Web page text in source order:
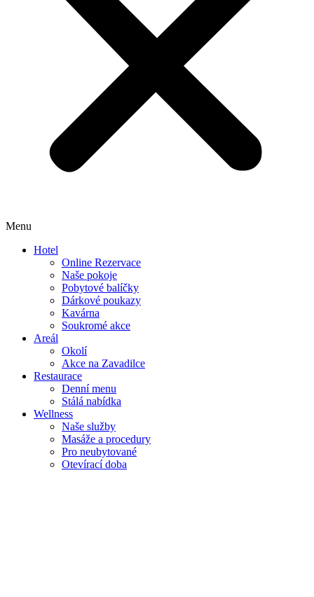
Menu
Hotel
Online Rezervace
Naše pokoje
Pobytové balíčky
Dárkové poukazy
Kavárna
Soukromé akce
Areál
Okolí
Akce na Zavadilce
Restaurace
Denní menu
Stálá nabídka
Wellness
Naše služby
Masáže a procedury
Pro neubytované
Otevírací doba